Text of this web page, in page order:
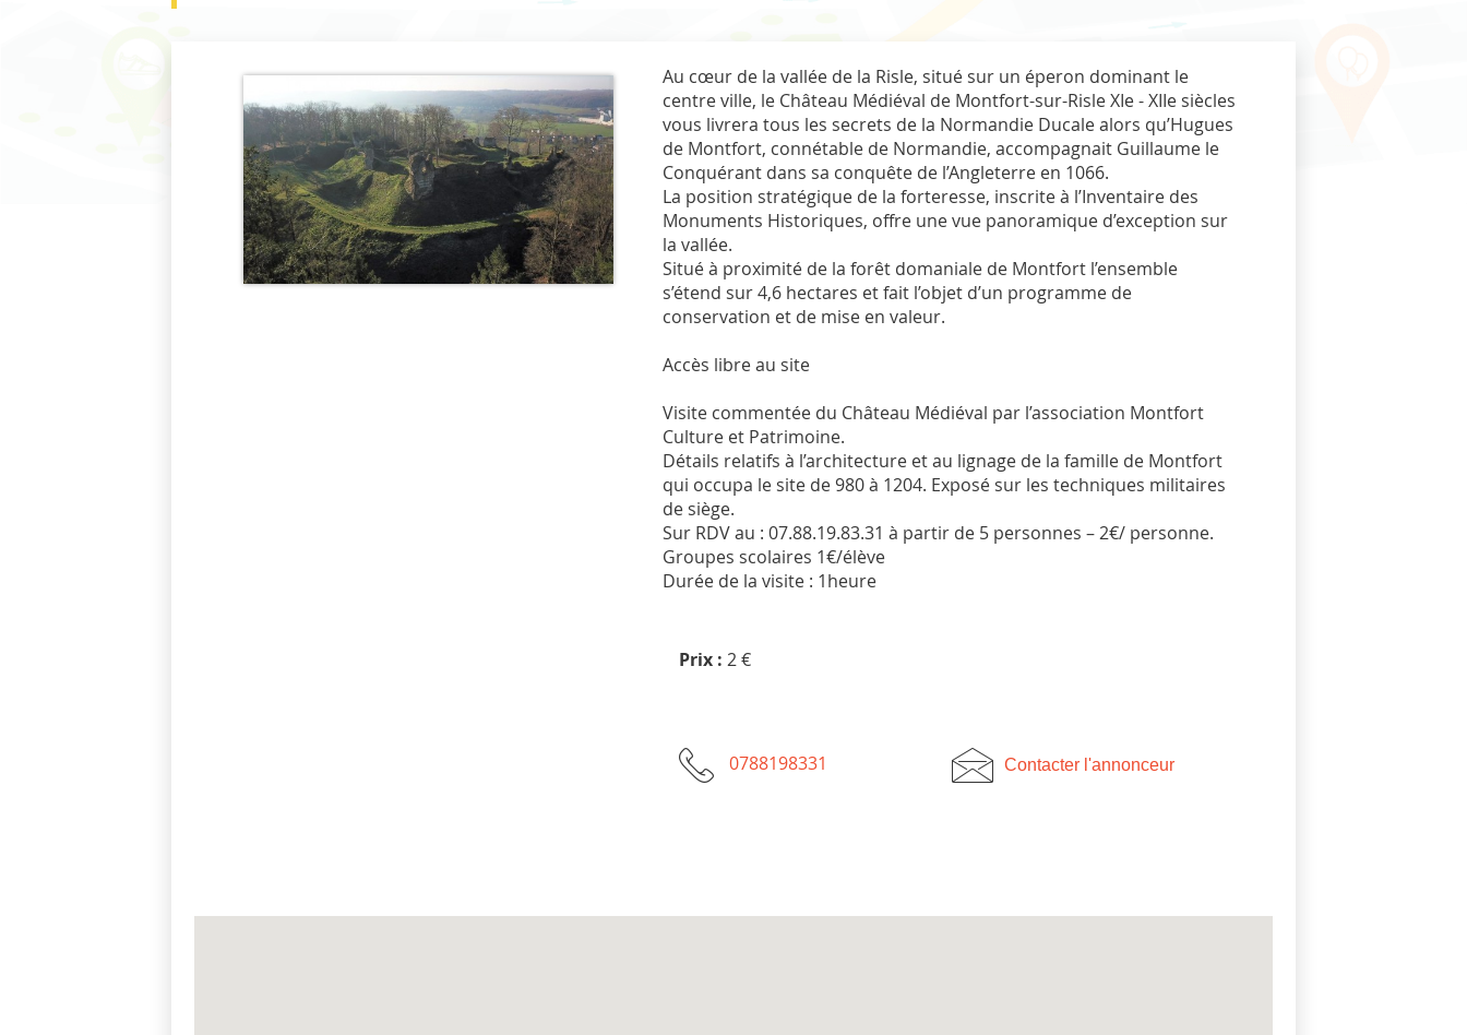
Au cœur de la vallée de la Risle, situé sur un éperon dominant le
centre ville, le Château Médiéval de Montfort-sur-Risle XIe - XIIe siècles
vous livrera tous les secrets de la Normandie Ducale alors qu’Hugues
de Montfort, connétable de Normandie, accompagnait Guillaume le
Conquérant dans sa conquête de l’Angleterre en 1066.
La position stratégique de la forteresse, inscrite à l’Inventaire des
Monuments Historiques, offre une vue panoramique d’exception sur
la vallée.
Situé à proximité de la forêt domaniale de Montfort l’ensemble
s’étend sur 4,6 hectares et fait l’objet d’un programme de
conservation et de mise en valeur.
Accès libre au site
Visite commentée du Château Médiéval par l’association Montfort
Culture et Patrimoine.
Détails relatifs à l’architecture et au lignage de la famille de Montfort
qui occupa le site de 980 à 1204. Exposé sur les techniques militaires
de siège.
Sur RDV au : 07.88.19.83.31 à partir de 5 personnes – 2€/ personne.
Groupes scolaires 1€/élève
Durée de la visite : 1heure
Prix :2 €
0788198331 Contacter l'annonceur